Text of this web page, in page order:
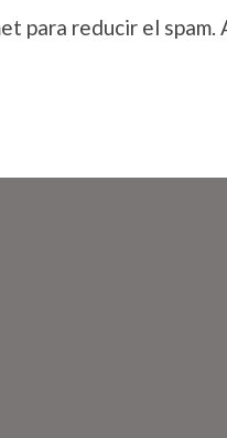
para reducir el spam.